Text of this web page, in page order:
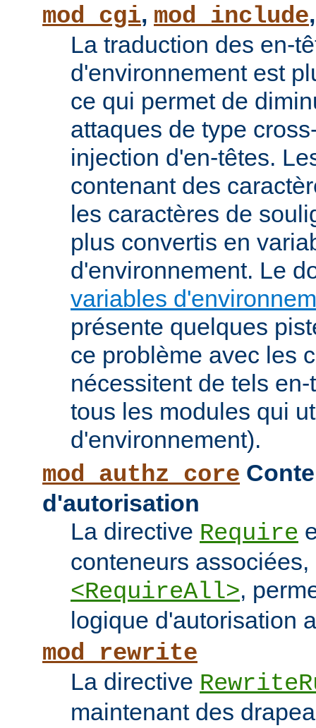
mod_cgi, mod_include
La traduction des en-
d'environnement est
ce qui permet de
attaques de type
injection d'en-têtes.
contenant des
les caractères de
plus convertis en
d'environnement. Le
variables
présente quelques
ce problème avec les
nécessitent de tels
tous les modules qui
d'environnement).
mod_authz_core
d'autorisation
La directive Require
conteneurs associées,
<RequireAll>,
logique d'autorisation
mod_rewrite
La directive
maintenant des